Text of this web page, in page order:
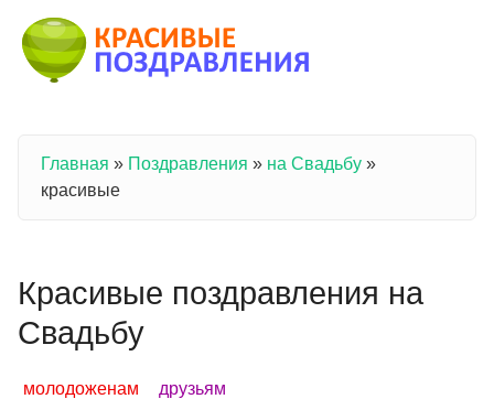
Вы здесь
Главная » Поздравления » на Свадьбу »
красивые
Красивые поздравления на
Свадьбу
молодоженам друзьям